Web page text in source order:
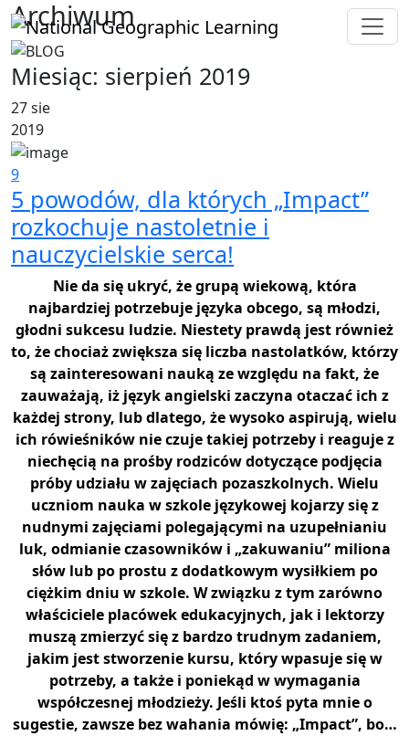
Archiwum
Miesiąc: sierpień 2019
27 sie
2019
9
5 powodów, dla których „Impact”
rozkochuje nastoletnie i
nauczycielskie serca!
Nie da się ukryć, że grupą wiekową, która
najbardziej potrzebuje języka obcego, są młodzi,
głodni sukcesu ludzie. Niestety prawdą jest również
to, że chociaż zwiększa się liczba nastolatków, którzy
są zainteresowani nauką ze względu na fakt, że
zauważają, iż język angielski zaczyna otaczać ich z
każdej strony, lub dlatego, że wysoko aspirują, wielu
ich rówieśników nie czuje takiej potrzeby i reaguje z
niechęcią na prośby rodziców dotyczące podjęcia
próby udziału w zajęciach pozaszkolnych. Wielu
uczniom nauka w szkole językowej kojarzy się z
nudnymi zajęciami polegającymi na uzupełnianiu
luk, odmianie czasowników i „zakuwaniu” miliona
słów lub po prostu z dodatkowym wysiłkiem po
ciężkim dniu w szkole. W związku z tym zarówno
właściciele placówek edukacyjnych, jak i lektorzy
muszą zmierzyć się z bardzo trudnym zadaniem,
jakim jest stworzenie kursu, który wpasuje się w
potrzeby, a także i poniekąd w wymagania
współczesnej młodzieży. Jeśli ktoś pyta mnie o
sugestie, zawsze bez wahania mówię: „Impact”, bo…